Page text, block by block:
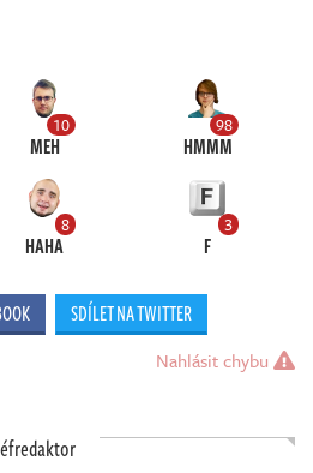
10
MEH
98
HMMM
8
HAHA
3
F
SDÍLET NA TWITTER
Nahlásit chybu